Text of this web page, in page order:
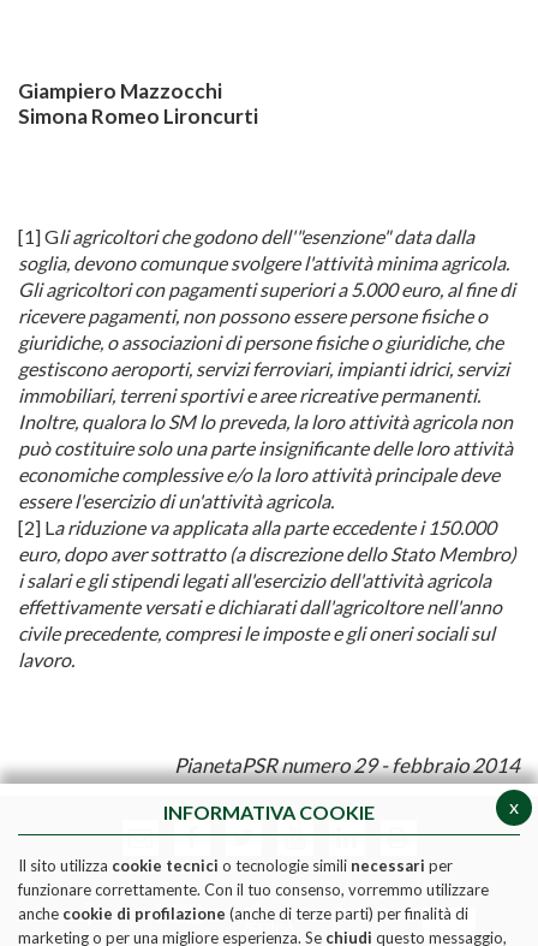
Giampiero Mazzocchi
Simona Romeo Lironcurti
[1] Gli agricoltori che godono dell'"esenzione" data dalla
soglia, devono comunque svolgere l'attività minima agricola.
Gli agricoltori con pagamenti superiori a 5.000 euro, al fine di
ricevere pagamenti, non possono essere persone fisiche o
giuridiche, o associazioni di persone fisiche o giuridiche, che
gestiscono aeroporti, servizi ferroviari, impianti idrici, servizi
immobiliari, terreni sportivi e aree ricreative permanenti.
Inoltre, qualora lo SM lo preveda, la loro attività agricola non
può costituire solo una parte insignificante delle loro attività
economiche complessive e/o la loro attività principale deve
essere l'esercizio di un'attività agricola.
[2] La riduzione va applicata alla parte eccedente i 150.000
euro, dopo aver sottratto (a discrezione dello Stato Membro)
i salari e gli stipendi legati all'esercizio dell'attività agricola
effettivamente versati e dichiarati dall'agricoltore nell'anno
civile precedente, compresi le imposte e gli oneri sociali sul
lavoro.
PianetaPSR numero 29 - febbraio 2014
x
INFORMATIVA COOKIE
Il sito utilizza cookie tecnici o tecnologie simili necessari per
funzionare correttamente. Con il tuo consenso, vorremmo utilizzare
anche cookie di profilazione (anche di terze parti) per finalità di
marketing o per una migliore esperienza. Se chiudi questo messaggio,